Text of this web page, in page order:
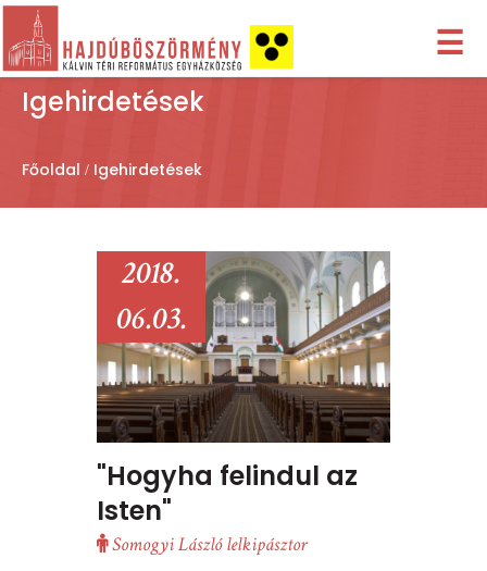
☰
Igehirdetések
Főoldal Igehirdetések
"Hogyha felindul az
Isten"
2018.
06.03.
Somogyi László lelkipásztor